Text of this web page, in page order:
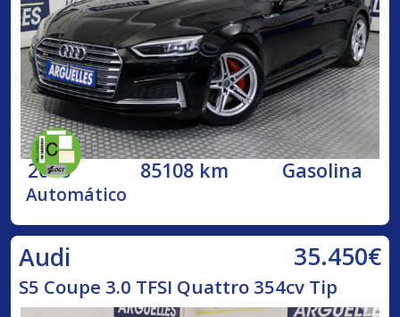
2018 85108 km Gasolina
Automático
Audi 35.450€
S5 Coupe 3.0 TFSI Quattro 354cv Tip